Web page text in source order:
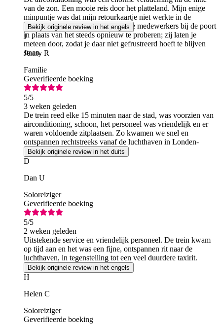
van de zon. Een mooie reis door het platteland. Mijn enige
minpuntje was dat mijn retourkaartje niet werkte in de
kaartlezer op het station. Ga naar de medewerkers bij de poort
in plaats van het steeds opnieuw te proberen; zij laten je
meteen door, zodat je daar niet gefrustreerd hoeft te blijven
staan.
Bekijk originele review in het engels
J
Jenny R
Familie
Geverifieerde boeking
5/5
3 weken geleden
De trein reed elke 15 minuten naar de stad, was voorzien van
airconditioning, schoon, het personeel was vriendelijk en er
waren voldoende zitplaatsen. Zo kwamen we snel en
ontspannen rechtstreeks vanaf de luchthaven in Londen-
Liverpool aan.
Bekijk originele review in het duits
D
Dan U
Soloreiziger
Geverifieerde boeking
5/5
2 weken geleden
Uitstekende service en vriendelijk personeel. De trein kwam
op tijd aan en het was een fijne, ontspannen rit naar de
luchthaven, in tegenstelling tot een veel duurdere taxirit.
Bekijk originele review in het engels
H
Helen C
Soloreiziger
Geverifieerde boeking